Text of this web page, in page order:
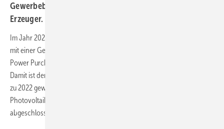
Gewerbebetriebe beziehen ihren Ökostrom direkt vom
Erzeuger.
Im Jahr 2023 haben Betreiber von Ökostromanlagen in Deutschland
mit einer Gesamtleistung von 3,9 Gigawatt direkte Stromlieferverträge
Power Purchase Agreements – PPA) mit ihren Kunden abgeschlossen.
Damit ist der PPA-Markt in Deutschland um 323 Prozent im Vergleich
zu 2022 gewachsen. Damals wurden PPA für Strom aus Windkraft- und
Photovoltaikanlagen mit einer Gesamtleistung von 900 Megawatt
abgeschlossen.